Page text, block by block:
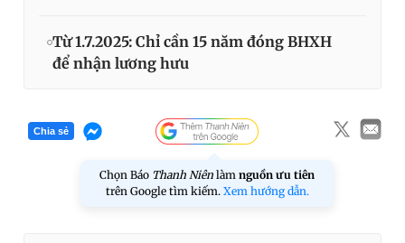
Từ 1.7.2025: Chỉ cần 15 năm đóng BHXH
để nhận lương hưu
Chia sẻ
Chọn Báo Thanh Niên làm nguồn ưu tiên
trên Google tìm kiếm. Xem hướng dẫn.